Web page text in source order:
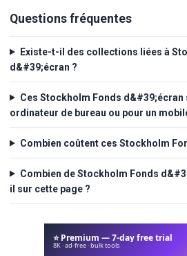
Questions fréquentes
Existe-t-il des collections liées à
d&#39;écran ?
Ces Stockholm Fonds
ordinateur de bureau ou pour un
Combien coûtent ces Stockholm
Combien de Stockholm Fonds
il sur cette page ?
⭐ Premium — 7-day free trial
8K · ad-free · bulk tools